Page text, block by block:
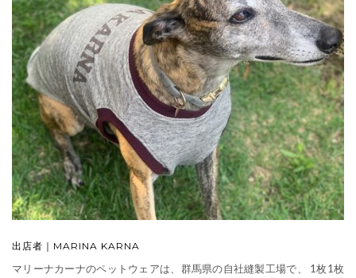
出店者｜MARINA KARNA
マリーナカーナのペットウェアは、群馬県の自社縫製工場で、 1枚1枚